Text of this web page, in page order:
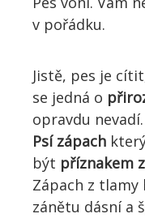
v pořádku.
Jistě, pes je
se jedná o
opravdu nevadí.
Psí zápach
být příznakem
Zápach z tlamy
zánětu dásní a